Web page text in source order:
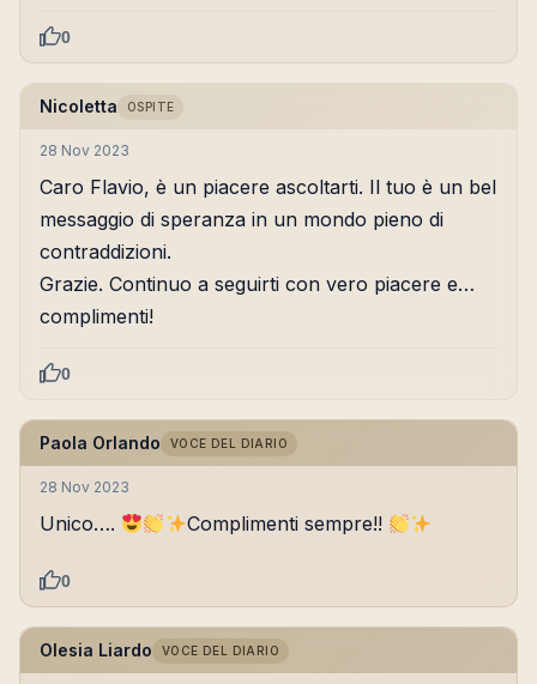
0
Nicoletta OSPITE
28 Nov 2023
Caro Flavio, è un piacere ascoltarti. Il tuo è un bel
messaggio di speranza in un mondo pieno di
contraddizioni.
Grazie. Continuo a seguirti con vero piacere e…
complimenti!
0
Paola Orlando VOCE DEL DIARIO
28 Nov 2023
Unico…. Complimenti sempre!!
0
Olesia Liardo VOCE DEL DIARIO